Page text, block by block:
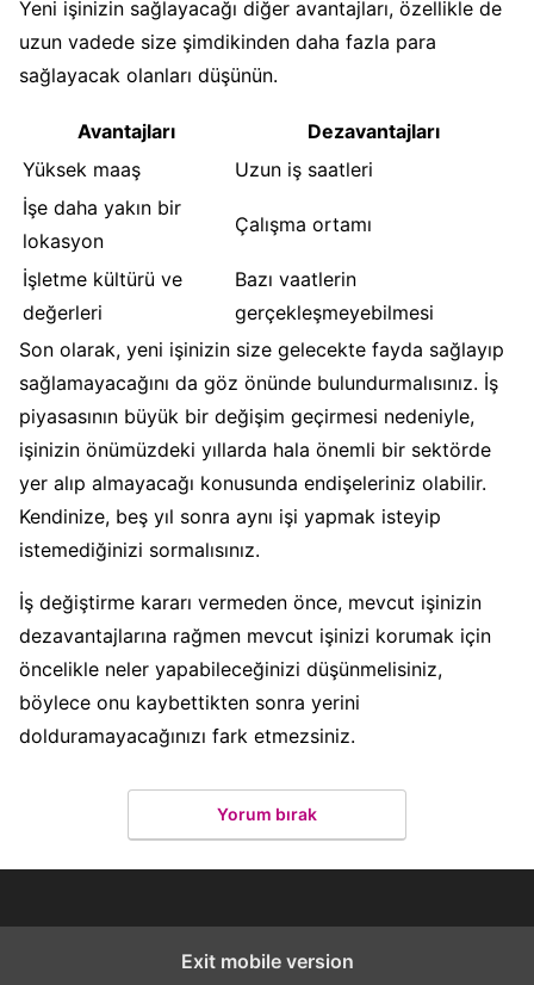
Yeni işinizin sağlayacağı diğer avantajları, özellikle de
uzun vadede size şimdikinden daha fazla para
sağlayacak olanları düşünün.
Avantajları
Dezavantajları
Yüksek maaş
Uzun iş saatleri
İşe daha yakın bir
lokasyon
Çalışma ortamı
İşletme kültürü ve
değerleri
Bazı vaatlerin
gerçekleşmeyebilmesi
Son olarak, yeni işinizin size gelecekte fayda sağlayıp
sağlamayacağını da göz önünde bulundurmalısınız. İş
piyasasının büyük bir değişim geçirmesi nedeniyle,
işinizin önümüzdeki yıllarda hala önemli bir sektörde
yer alıp almayacağı konusunda endişeleriniz olabilir.
Kendinize, beş yıl sonra aynı işi yapmak isteyip
istemediğinizi sormalısınız.
İş değiştirme kararı vermeden önce, mevcut işinizin
dezavantajlarına rağmen mevcut işinizi korumak için
öncelikle neler yapabileceğinizi düşünmelisiniz,
böylece onu kaybettikten sonra yerini
dolduramayacağınızı fark etmezsiniz.
Yorum bırak
Exit mobile version